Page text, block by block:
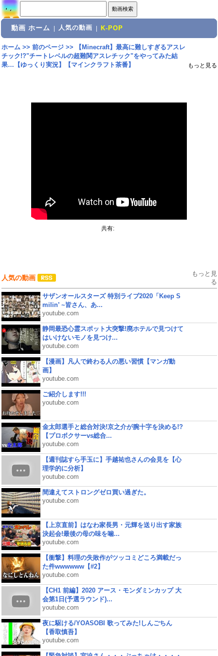
動画 ホーム 人気の動画 K-POP
ホーム>> 前のページ>>
【Minecraft】最高に難しすぎるアスレ
チック!?"チートレベルの超難関アスレチック"をやってみた結
果…【ゆっくり実況】【マインクラフト茶番】
もっと見る
共有:
人気の動画
もっと見
る
サザンオールスターズ 特別ライブ2020「Keep S
milin’ ~皆さん、あ...
youtube.com
静岡最恐心霊スポット大突撃!廃ホテルで見つけて
はいけないモノを見つけ...
youtube.com
【漫画】凡人で終わる人の悪い習慣【マンガ動
画】
youtube.com
ご紹介します!!!
youtube.com
金太郎選手と総合対決!京之介が腕十字を決める!?
【プロボクサーvs総合...
youtube.com
【週刊誌すら手玉に】手越祐也さんの会見を【心
理学的に分析】
youtube.com
間違えてストロングゼロ買い過ぎた。
youtube.com
【上京直前】はなわ家長男・元輝を送り出す家族
決起会!最後の母の味を噛...
youtube.com
【衝撃】料理の失敗作がツッコミどころ満載だっ
た件wwwwww【#2】
youtube.com
【CH1 前編】2020 アース・モンダミンカップ 大
会第1日(予選ラウンド)...
youtube.com
夜に駆ける/YOASOBI 歌ってみた!しんごちん
【香取慎吾】
youtube.com